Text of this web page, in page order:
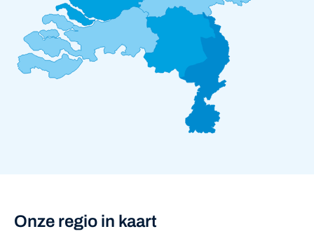
Onze regio in kaart